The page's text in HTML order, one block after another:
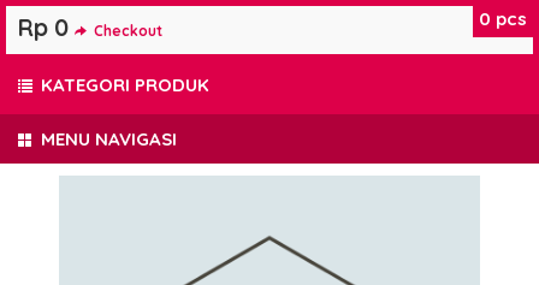
MENU NAVIGASI
0 pcs
Rp 0 Checkout
KATEGORI PRODUK